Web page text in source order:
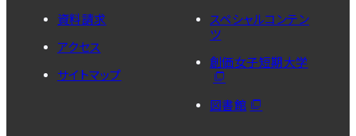
資料請求
アクセス
サイトマップ
スペシャルコンテン
ツ
創価女子短期大学
図書館